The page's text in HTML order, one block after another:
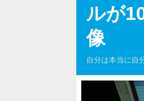
ルが
像
自分は本当に自